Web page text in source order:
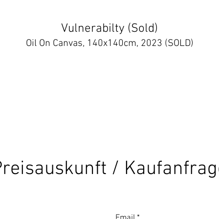
Vulnerabilty (Sold)
Oil On Canvas, 140x140cm, 2023 (SOLD)
/